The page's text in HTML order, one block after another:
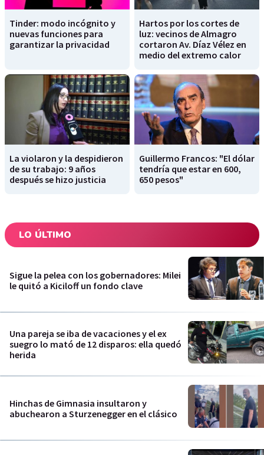
Tinder: modo incógnito y
nuevas funciones para
garantizar la privacidad
Hartos por los cortes de
luz: vecinos de Almagro
cortaron Av. Díaz Vélez en
medio del extremo calor
La violaron y la despidieron
de su trabajo: 9 años
después se hizo justicia
Guillermo Francos: "El dólar
tendría que estar en 600,
650 pesos"
LO ÚLTIMO
Sigue la pelea con los gobernadores: Milei
le quitó a Kiciloff un fondo clave
Una pareja se iba de vacaciones y el ex
suegro lo mató de 12 disparos: ella quedó
herida
Hinchas de Gimnasia insultaron y
abuchearon a Sturzenegger en el clásico